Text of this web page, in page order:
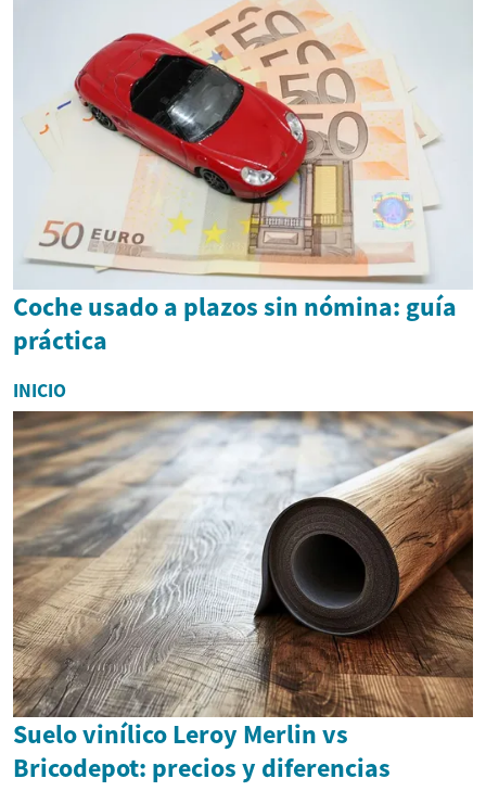
Coche usado a plazos sin nómina: guía
práctica
INICIO
Suelo vinílico Leroy Merlin vs
Bricodepot: precios y diferencias